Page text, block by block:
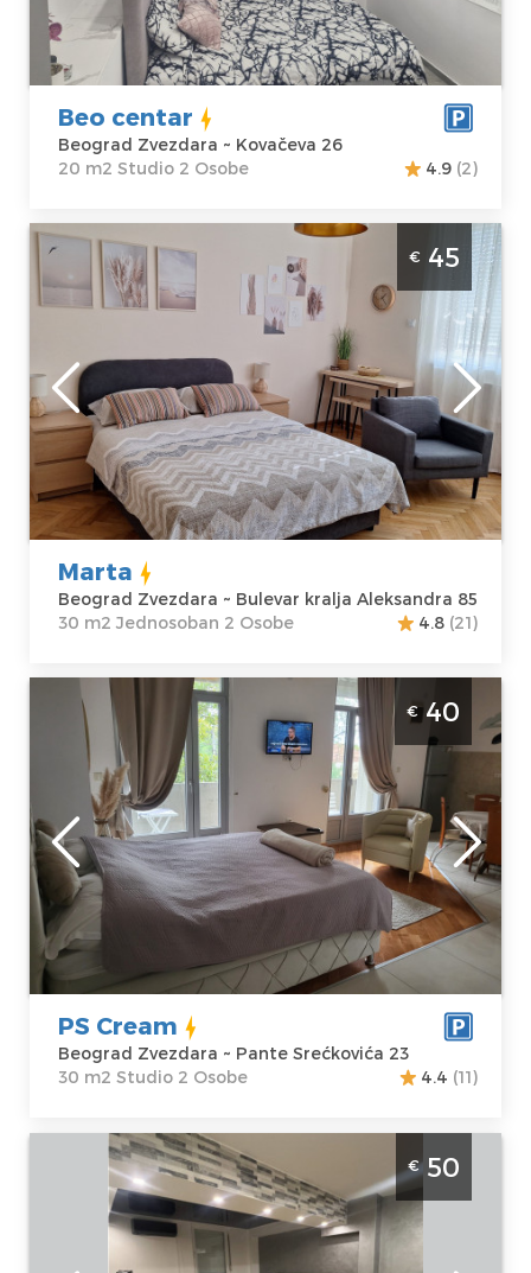
Adresa:
Kovačeva 26
Cena
35 €
Struktura :
Studio
Beo centar
Beograd Zvezdara ~ Kovačeva 26
20 m2 Studio 2 Osobe
4.9 (2)
Jednosoban Apartman Marta Beograd
Zvezdara. Apartman u blizini Vukovog
spomenika pogodan za 2 osobe.
Lokacija:
Beograd
Zvezdara
Adresa:Bulevar
kralja
Aleksandra 85
Cena
45 €
Gosti:
2
Kvadratura :30
m2
Struktura :
Jednosoban
€ 45
Marta
Beograd Zvezdara ~ Bulevar kralja Aleksandra 85
30 m2 Jednosoban 2 Osobe
4.8 (21)
Studio Apartman PS Cream Beograd
Zvezdara mešten je na odličnoj lokaciji
samo 1.5 km od Vukovog spomenika, u
prizemlju kuće
Beograd
Lokacija:
Beograd
Zvezdara
Adresa:
Srećkovića 23
Cena 40 €
Gosti:2
Kvadratura :
30
Struktura :
Studio
€40
PS Cream
Beograd Zvezdara ~ Pante Srećkovića 23
30 m2 Studio 2 Osobe
4.4 (11)
Jednosoban Apartman Infinity Beograd
Zvezdara luksuzno opremljen apartman
idealan za parove
€50